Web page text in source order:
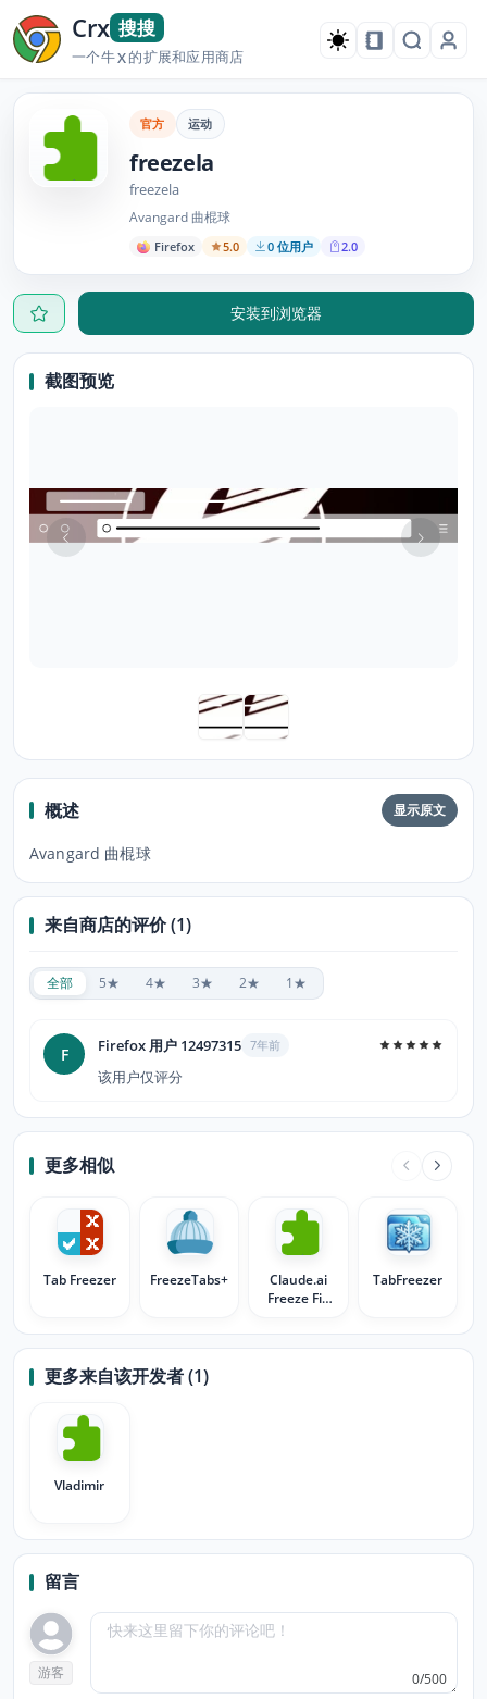
Crx 搜搜
一个牛X的扩展和应用商店
官方 运动
freezela
freezela
Avangard 曲棍球
Firefox 5.0 0 位用户 2.0
安装到浏览器
截图预览
概述 显示原文
Avangard 曲棍球
来自商店的评价 (1)
全部 5★ 4★ 3★ 2★ 1★
F Firefox 用户 12497315 7年前
该用户仅评分
更多相似
Tab Freezer FreezeTabs+
Claude.ai
Freeze Fix
TabFreezer
更多来自该开发者 (1)
Vladimir
留言
游客 0/500